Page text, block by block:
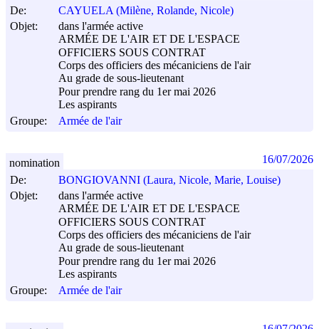
De:
CAYUELA (Milène, Rolande, Nicole)
Objet:
dans l'armée active
ARMÉE DE L'AIR ET DE L'ESPACE
OFFICIERS SOUS CONTRAT
Corps des officiers des mécaniciens de l'air
Au grade de sous-lieutenant
Pour prendre rang du 1er mai 2026
Les aspirants
Groupe:
Armée de l'air
De:
BONGIOVANNI (Laura, Nicole, Marie, Louise)
Objet:
dans l'armée active
ARMÉE DE L'AIR ET DE L'ESPACE
OFFICIERS SOUS CONTRAT
Corps des officiers des mécaniciens de l'air
Au grade de sous-lieutenant
Pour prendre rang du 1er mai 2026
Les aspirants
Groupe:
Armée de l'air
nomination 16/07/2026